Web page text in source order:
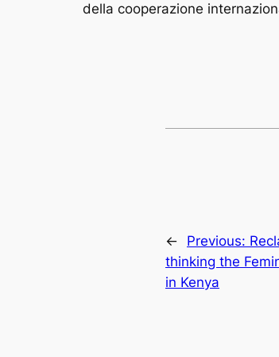
della cooperazione
← Previous:
thinking the
in Kenya